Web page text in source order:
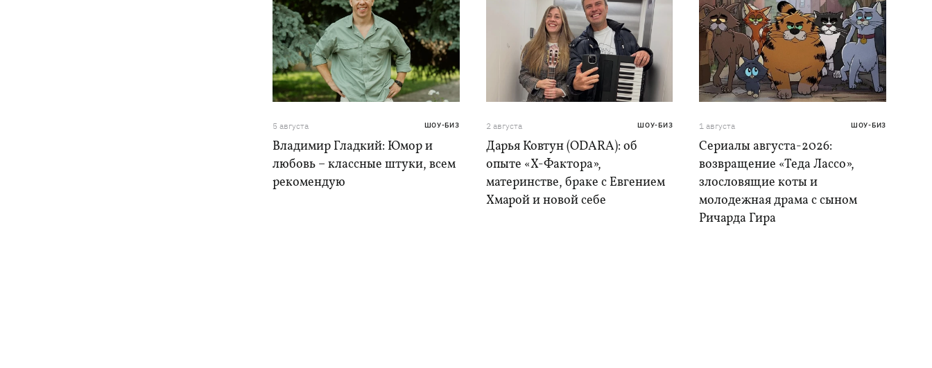
5 августа ШОУ-БИЗ
Владимир Гладкий: Юмор и
любовь – классные штуки, всем
рекомендую
2 августа ШОУ-БИЗ
Дарья Ковтун (ODARA): об
опыте «Х-Фактора»,
материнстве, браке с Евгением
Хмарой и новой себе
1 августа ШОУ-БИЗ
Сериалы августа-2026:
возвращение «Теда Лассо»,
злословящие коты и
молодежная драма с сыном
Ричарда Гира